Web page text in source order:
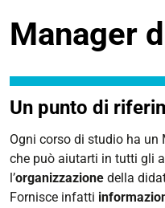
Manager
Un punto di
Ogni corso di studio ha
che può aiutarti in tutti gli
l’organizzazione della
Fornisce infatti